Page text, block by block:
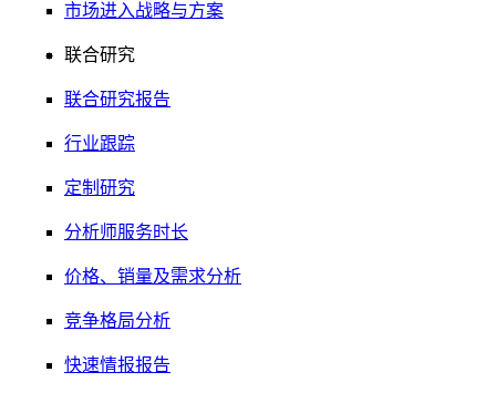
市场进入战略与方案
联合研究
联合研究报告
行业跟踪
定制研究
分析师服务时长
价格、销量及需求分析
竞争格局分析
快速情报报告